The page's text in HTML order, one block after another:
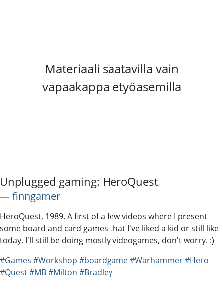
Materiaali saatavilla vain
vapaakappaletyöasemilla
Unplugged gaming: HeroQuest
―finngamer
HeroQuest, 1989. A first of a few videos where I present
some board and card games that I've liked a kid or still like
today. I'll still be doing mostly videogames, don't worry. :)
#Games #Workshop #boardgame#Warhammer#Hero
#Quest#MB#Milton #Bradley